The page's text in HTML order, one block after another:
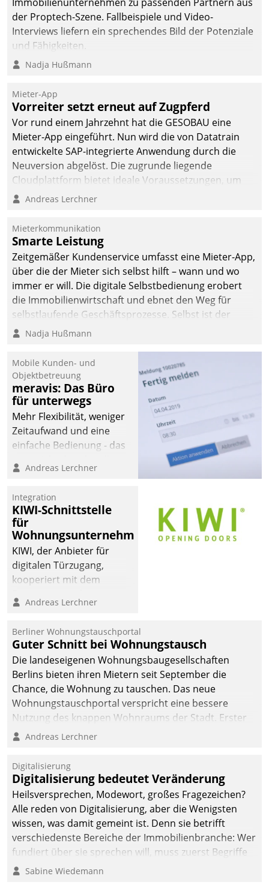
deutscher
Wohnungsunternehmen
– und beschleunigt damit
Mieteranliegen zum
der Proptech-Szene. Fallbeispiele und Video-
Interviews liefern ein sprechendes Bild der Potenziale
und Fähigkeiten.
Nadja Hußmann
Mieter-App
Vorreiter setzt erneut auf Zugpferd
Vor rund einem Jahrzehnt hat die GESOBAU eine
Mieter-App eingeführt. Nun wird die von Datatrain
entwickelte SAP-integrierte Anwendung durch die
Neuversion abgelöst. Die zugrunde liegende
Cloudplattform bietet ideale Voraussetzungen, um
die Funktionalität der App zu erweitern und weitere
integrieren.
Andreas Lerchner
Mieterkommunikation
Smarte Leistung
Zeitgemäßer Kundenservice umfasst eine Mieter-App,
über die der Mieter sich selbst hilft – wann und wo
immer er will. Die digitale Selbstbedienung erobert
die Immobilienwirtschaft und ebnet den Weg für
selbstlaufende Geschäftsprozesse. Selbst ist der
Kunde und smart der Serviceanbieter.
Nadja Hußmann
Mobile Kunden- und
Objektbetreuung
meravis: Das Büro
für unterwegs
Mehr Flexibilität, weniger
Zeitaufwand und eine
einfache Bedienung - das
Cockpit für mobile
Datatrain. Die meravis
Wohnungsbau- und
Immobilien GmbH hat
sich dabei für den Betrieb
der Lösung über die SAP
Cloud Platform
Unternehmen am
Andreas Lerchner
Integration
KIWI-Schnittstelle
für
Wohnungsunternehmen
KIWI, der Anbieter für
digitalen Türzugang,
kooperiert mit dem
Softwareentwicklungshaus
Andreas Lerchner
Berliner Wohnungstauschportal
Guter Schnitt bei Wohnungstausch
Die landeseigenen Wohnungsbaugesellschaften
Berlins bieten ihren Mietern seit September die
Chance, die Wohnung zu tauschen. Das neue
Wohnungstauschportal verspricht eine bessere
Nutzung des knappen Wohnraums der Stadt. Erster
Anwendungsfall für Datatrains Lösung API-Hub mit
Unternehmen.
Andreas Lerchner
Digitalisierung
Digitalisierung bedeutet Veränderung
Heilsversprechen, Modewort, großes Fragezeichen?
Alle reden von Digitalisierung, aber die Wenigsten
wissen, was damit gemeint ist. Denn sie betrifft
verschiedenste Bereiche der Immobilienbranche: Wer
fundiert über sie sprechen will, muss zuerst Begriffe
klären. Ein Aspekt ist die betriebliche Optimierung:
Sabine Wiedemann